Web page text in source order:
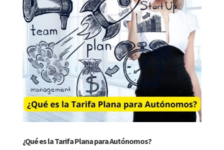
¿Qué es la Tarifa Plana para Autónomos?